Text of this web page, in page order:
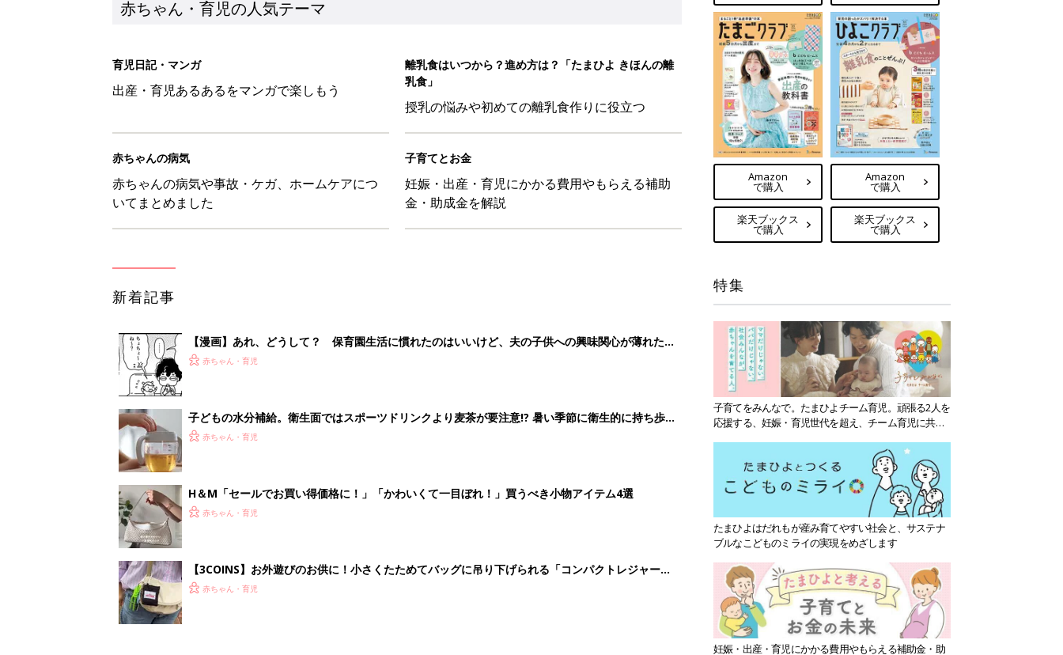
【漫画】あれ、どうして？ 保育園生活に慣れたのはいいけど、夫の子供への興味関心が薄れた気
がする……！『ふうふう子育て ＃91』
赤ちゃん・育児
子どもの水分補給。衛生面ではスポーツドリンクより麦茶が要注意!? 暑い季節に衛生的に持ち歩
赤ちゃん・育児
H＆М「セールでお買い得価格に！」「かわいくて一目ぼれ！」買うべき小物アイテム4選
< 3 4 5 6 7 >
Amazon
で購入
楽天ブックス
で購入
Amazon
で購入
楽天ブックス
で購入
特集
子育てをみんなで。たまひよチーム育児。頑張る2人を
応援する、妊娠・育児世代を超え、チーム育児に共感
たまひよはだれもが産み育てやすい社会と、サステナ
ブルなこどものミライの実現をめざします
妊娠・出産・育児にかかる費用やもらえる補助金・助